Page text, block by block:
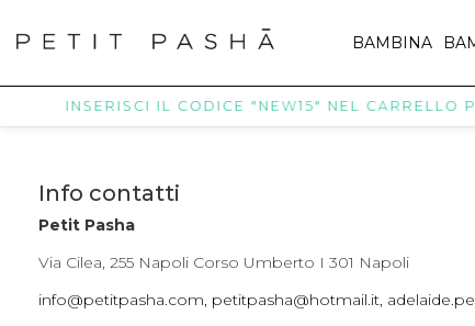
BAMBINA
INSERISCI IL CODICE "NEW15" NEL CARRELLO
Info contatti
Petit Pasha
Via Cilea, 255 Napoli Corso Umberto I 301 Napoli
info@petitpasha.com, petitpasha@hotmail.it,